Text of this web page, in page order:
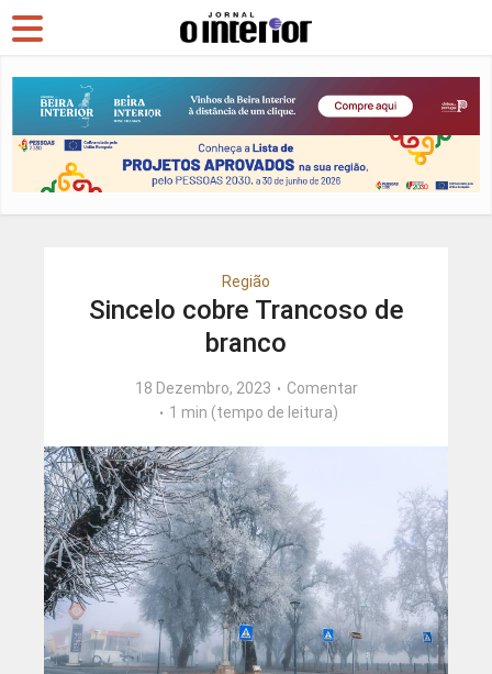
Região
Sincelo cobre Trancoso de
branco
18 Dezembro, 2023
Comentar
1 min (tempo de leitura)